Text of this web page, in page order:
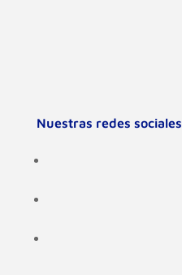
Nuestras redes sociales